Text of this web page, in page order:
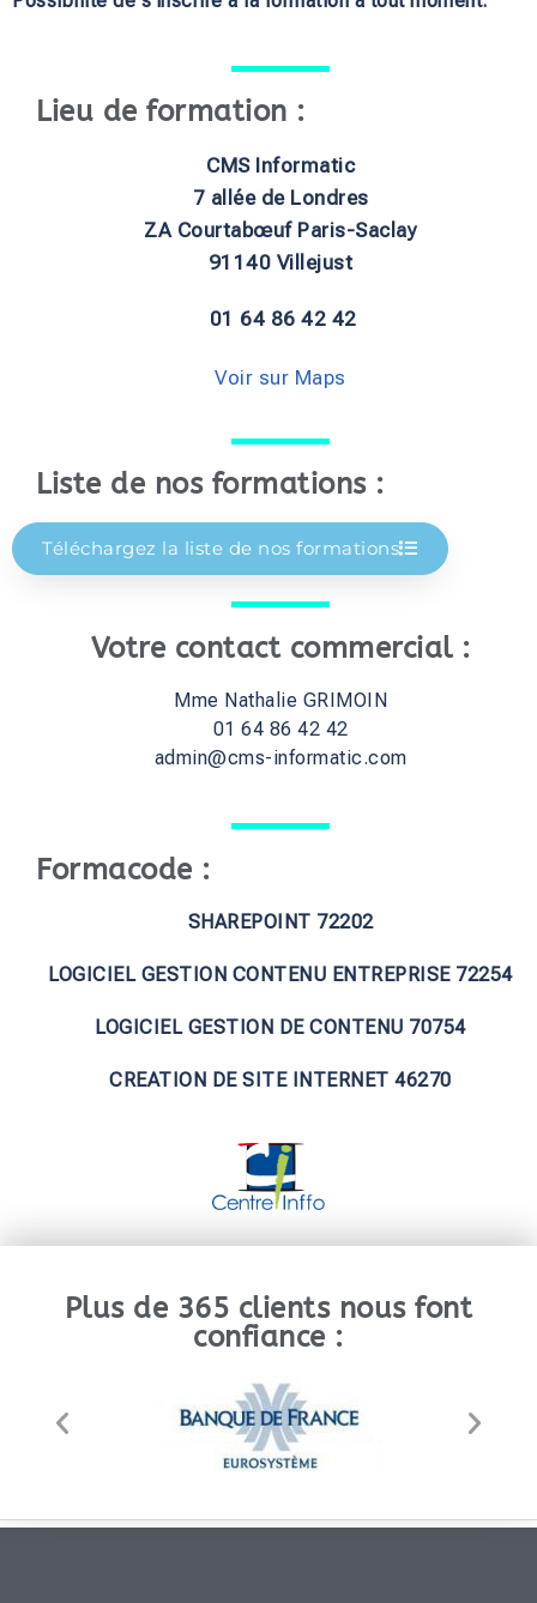
Lieu de formation :
CMS Informatic
7 allée de Londres
ZA Courtabœuf Paris-Saclay
91140 Villejust
01 64 86 42 42
Voir sur Maps
Liste de nos formations :
Téléchargez la liste de nos formations
Votre contact commercial :
Mme Nathalie GRIMOIN
01 64 86 42 42
admin@cms-informatic.com
Formacode :
SHAREPOINT 72202
LOGICIEL GESTION CONTENU ENTREPRISE 72254
LOGICIEL GESTION DE CONTENU 70754
CREATION DE SITE INTERNET 46270
Plus de 365 clients nous font
confiance :